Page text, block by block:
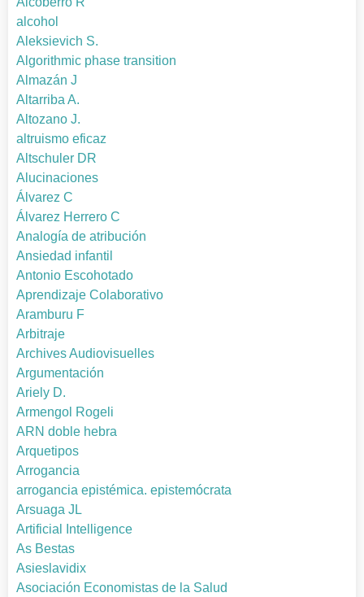
alcohol
Aleksievich S.
Algorithmic phase transition
Almazán J
Altarriba A.
Altozano J.
altruismo eficaz
Altschuler DR
Alucinaciones
Álvarez C
Álvarez Herrero C
Analogía de atribución
Ansiedad infantil
Antonio Escohotado
Aprendizaje Colaborativo
Aramburu F
Arbitraje
Archives Audiovisuelles
Argumentación
Ariely D.
Armengol Rogeli
ARN doble hebra
Arquetipos
Arrogancia
arrogancia epistémica. epistemócrata
Arsuaga JL
Artificial Intelligence
As Bestas
Asieslavidix
Asociación Economistas de la Salud